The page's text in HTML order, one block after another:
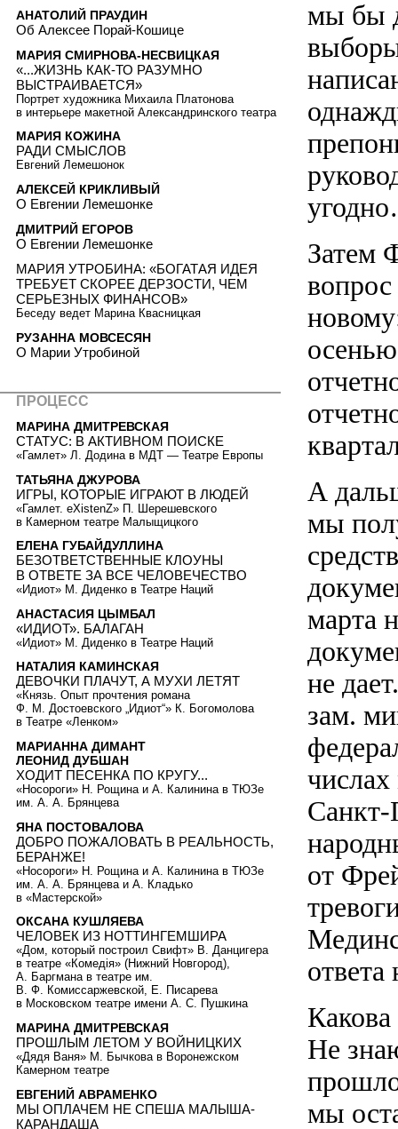
мы бы
Затем
А
мы
марта
не
зам.
Санкт-
от
ответа
Не
мы
АНАТОЛИЙ ПРАУДИН
Об Алексее Порай-Кошице
МАРИЯ СМИРНОВА-НЕСВИЦКАЯ
«...ЖИЗНЬ КАК-ТО РАЗУМНО
ВЫСТРАИВАЕТСЯ»
Портрет художника Михаила Платонова
в интерьере макетной Александринского театра
МАРИЯ КОЖИНА
РАДИ СМЫСЛОВ
Евгений Лемешонок
АЛЕКСЕЙ КРИКЛИВЫЙ
О Евгении Лемешонке
ДМИТРИЙ ЕГОРОВ
О Евгении Лемешонке
МАРИЯ УТРОБИНА: «БОГАТАЯ ИДЕЯ
ТРЕБУЕТ СКОРЕЕ ДЕРЗОСТИ, ЧЕМ
СЕРЬЕЗНЫХ ФИНАНСОВ»
Беседу ведет Марина Квасницкая
РУЗАННА МОВСЕСЯН
О Марии Утробиной
ПРОЦЕСС
МАРИНА ДМИТРЕВСКАЯ
СТАТУС: В АКТИВНОМ ПОИСКЕ
«Гамлет» Л. Додина в МДТ — Театре Европы
ТАТЬЯНА ДЖУРОВА
ИГРЫ, КОТОРЫЕ ИГРАЮТ В ЛЮДЕЙ
«Гамлет. eXistenZ» П. Шерешевского
в Камерном театре Малыщицкого
ЕЛЕНА ГУБАЙДУЛЛИНА
БЕЗОТВЕТСТВЕННЫЕ КЛОУНЫ
В ОТВЕТЕ ЗА ВСЕ ЧЕЛОВЕЧЕСТВО
«Идиот» М. Диденко в Театре Наций
АНАСТАСИЯ ЦЫМБАЛ
«ИДИОТ». БАЛАГАН
«Идиот» М. Диденко в Театре Наций
НАТАЛИЯ КАМИНСКАЯ
ДЕВОЧКИ ПЛАЧУТ, А МУХИ ЛЕТЯТ
«Князь. Опыт прочтения романа
Ф. М. Достоевского „Идиот“» К. Богомолова
в Театре «Ленком»
МАРИАННА ДИМАНТ
ЛЕОНИД ДУБШАН
ХОДИТ ПЕСЕНКА ПО КРУГУ...
«Носороги» Н. Рощина и А. Калинина в ТЮЗе
им. А. А. Брянцева
ЯНА ПОСТОВАЛОВА
ДОБРО ПОЖАЛОВАТЬ В РЕАЛЬНОСТЬ,
БЕРАНЖЕ!
«Носороги» Н. Рощина и А. Калинина в ТЮЗе
им. А. А. Брянцева и А. Кладько
в «Мастерской»
ОКСАНА КУШЛЯЕВА
ЧЕЛОВЕК ИЗ НОТТИНГЕМШИРА
«Дом, который построил Свифт» В. Данцигера
в театре «Комедiя» (Нижний Новгород),
А. Баргмана в театре им.
В. Ф. Комиссаржевской, Е. Писарева
в Московском театре имени А. С. Пушкина
МАРИНА ДМИТРЕВСКАЯ
ПРОШЛЫМ ЛЕТОМ У ВОЙНИЦКИХ
«Дядя Ваня» М. Бычкова в Воронежском
Камерном театре
ЕВГЕНИЙ АВРАМЕНКО
МЫ ОПЛАЧЕМ НЕ СПЕША МАЛЫША-
КАРАНДАША